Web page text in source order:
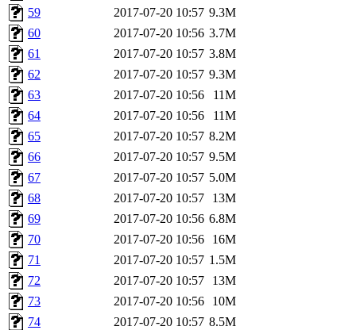
59
2017-07-20 10:57 9.3M
60
2017-07-20 10:56 3.7M
61
2017-07-20 10:57 3.8M
62
2017-07-20 10:57 9.3M
63
2017-07-20 10:56
11M
64
2017-07-20 10:56
11M
65
2017-07-20 10:57 8.2M
66
2017-07-20 10:57 9.5M
67
2017-07-20 10:57 5.0M
68
2017-07-20 10:57
13M
69
2017-07-20 10:56 6.8M
70
2017-07-20 10:56
16M
71
2017-07-20 10:57 1.5M
72
2017-07-20 10:57
13M
73
2017-07-20 10:56
10M
74
2017-07-20 10:57 8.5M